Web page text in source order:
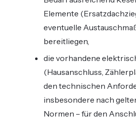
Elemente
eventuelle
bereitliegen,
die vorhandene
(Hausanschluss,
den technischen
insbesondere nach
Normen – für den